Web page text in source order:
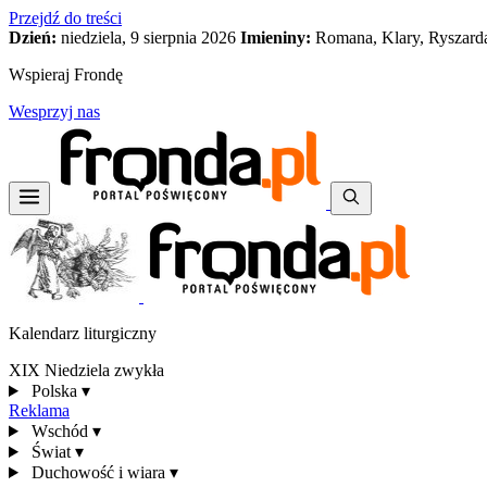
Przejdź do treści
Dzień: niedziela, 9 sierpnia 2026 Imieniny: Romana, Klary,
Wspieraj Frondę
Wesprzyj nas
Kalendarz liturgiczny
XIX Niedziela zwykła
Polska ▾
Reklama
Wschód ▾
Świat ▾
Duchowość i wiara ▾